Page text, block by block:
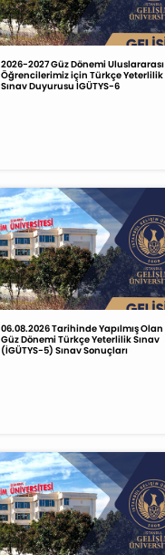
2026-2027 Güz Dönemi Uluslararası
Öğrencilerimiz için Türkçe Yeterlilik
Sınav Duyurusu İGÜTYS-6
06.08.2026 Tarihinde Yapılmış Olan
Güz Dönemi Türkçe Yeterlilik Sınav
(İGÜTYS-5) Sınav Sonuçları